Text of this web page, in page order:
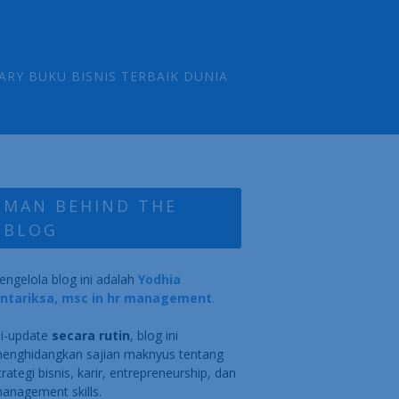
BUKU BISNIS TERBAIK DUNIA
MAN BEHIND THE
BLOG
blog ini adalah Yodhia
msc in hr management.
update secara rutin, blog ini
sajian maknyus tentang
bisnis, karir, entrepreneurship, dan
skills.